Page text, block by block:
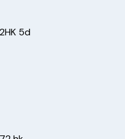
5d